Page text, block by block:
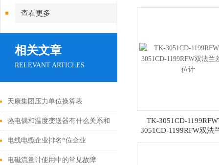
查看更多
相关文章
RELEVANT ARTICLES
天康集团压力单位换算表
热电偶和温度变送器有什么关系和
区别
电线电缆企业排名*位企业
电磁流量计使用中的常见故障
TK-3051CD-
3051CD-1199RFW双法